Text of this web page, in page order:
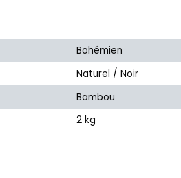
Bohémien
Naturel / Noir
Bambou
2 kg